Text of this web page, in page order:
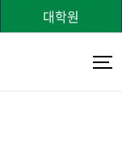
대학원